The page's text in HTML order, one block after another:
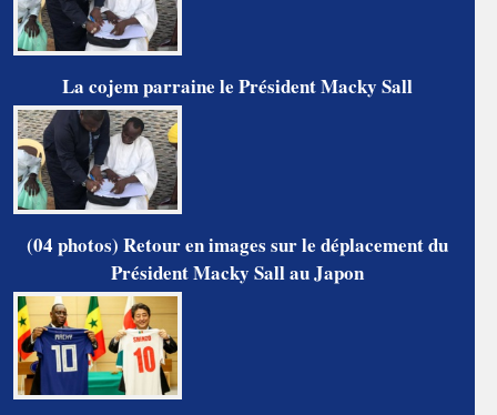
La cojem parraine le Président Macky Sall
(04 photos) Retour en images sur le déplacement du
Président Macky Sall au Japon